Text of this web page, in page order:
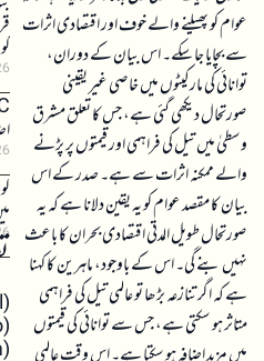
عوام کو پھیلنے والے خوف اور اقتصادی اثرات
سے بچایا جا سکے۔ اس بیان کے دوران،
توانائی کی مارکیٹوں میں خاصی غیر یقینی
صورتحال دیکھی گئی ہے، جس کا تعلق مشرق
وسطیٰ میں تیل کی فراہمی اور قیمتوں پر پڑنے
والے ممکنہ اثرات سے ہے۔ صدر کے اس
بیان کا مقصد عوام کو یہ یقین دلانا ہے کہ یہ
صورتحال طویل المدتی اقتصادی بحران کا باعث
نہیں بنے گی۔ اس کے باوجود، ماہرین کا کہنا
ہے کہ اگر تنازعہ بڑھا تو عالمی تیل کی فراہمی
متاثر ہو سکتی ہے، جس سے توانائی کی قیمتوں
میں